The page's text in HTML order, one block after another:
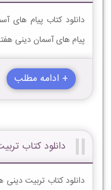
دانلود کتاب پیام های
پیام های آسمان دینی هفتم 1404-
+ ادامه مطلب
دانلود کتاب
دانلود کتاب تربیت